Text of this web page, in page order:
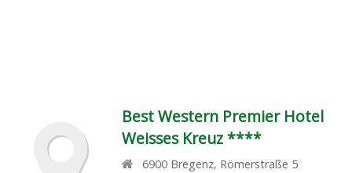
Best Western Premier Hotel
Weisses Kreuz ****
6900 Bregenz, Römerstraße 5